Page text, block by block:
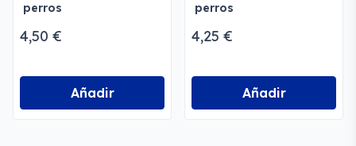
perros
4,50 €
Añadir
perros
4,25 €
Añadir